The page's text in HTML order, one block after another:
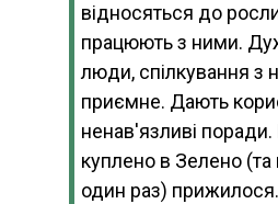
відносяться до
працюють з ними.
люди, спілкування з
приємне. Дають
ненав'язливі
куплено в Зелено
один раз)